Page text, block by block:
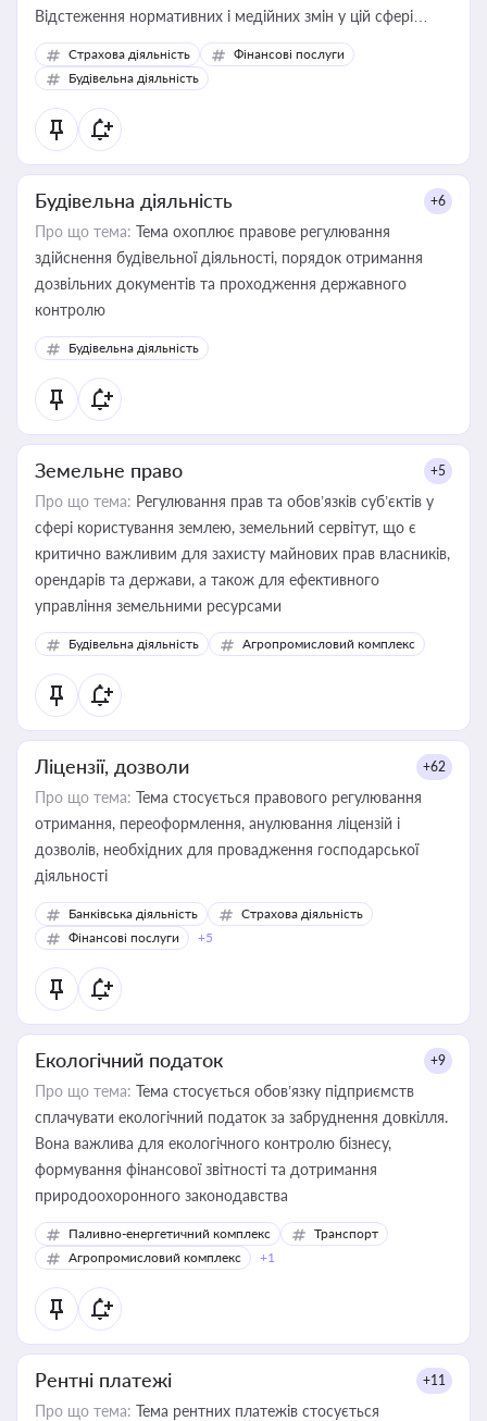
Відстеження нормативних і медійних змін у цій сфері
корисне для власника бізнесу, керівника, юриста або
бухгалтера під час оподаткування, приватизації, оренди
державного майна, корпоративних угод і перевірки
статусу суб'єктів оціночної діяльності
Страхова діяльність
Фінансові послуги
Будівельна діяльність
Будівельна діяльність +6
Про що тема: Тема охоплює правове регулювання
здійснення будівельної діяльності, порядок отримання
дозвільних документів та проходження державного
контролю
Будівельна діяльність
Земельне право +5
Про що тема: Регулювання прав та обов’язків суб’єктів у
сфері користування землею, земельний сервітут, що є
критично важливим для захисту майнових прав власників,
орендарів та держави, а також для ефективного
управління земельними ресурсами
Будівельна діяльність Агропромисловий комплекс
Ліцензії, дозволи +62
Про що тема: Тема стосується правового регулювання
отримання, переоформлення, анулювання ліцензій і
дозволів, необхідних для провадження господарської
діяльності
Банківська діяльність
Страхова діяльність
Фінансові послуги
+5
Екологічний податок +9
Про що тема: Тема стосується обов’язку підприємств
сплачувати екологічний податок за забруднення довкілля.
Вона важлива для екологічного контролю бізнесу,
формування фінансової звітності та дотримання
природоохоронного законодавства
Паливно-енергетичний комплекс
Транспорт
Агропромисловий комплекс
+1
Рентні платежі +11
Про що тема: Тема рентних платежів стосується